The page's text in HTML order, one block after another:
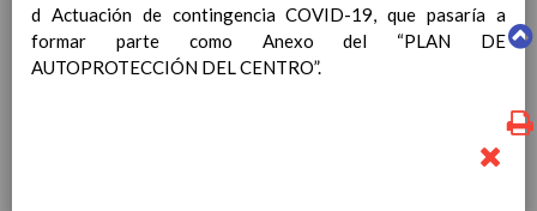
La entrada en vigor del Real Decreto 126/2014, de 28 de
febrero, por el que se establece el currículo básico de la
adecuación de nuestro Plan de Centro a esta normativa, el cual
d Actuación de contingencia COVID-19, que pasaría a
formar parte como Anexo del “PLAN DE
AUTOPROTECCIÓN DEL CENTRO”.